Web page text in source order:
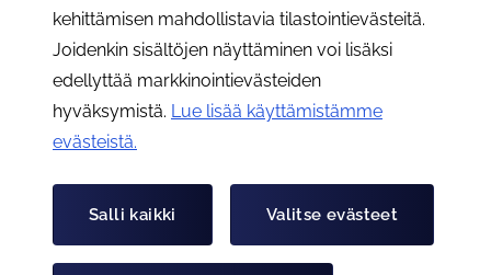
kehittämisen mahdollistavia tilastointievästeitä.
Joidenkin sisältöjen näyttäminen voi lisäksi
edellyttää markkinointievästeiden
hyväksymistä. Lue lisää käyttämistämme
evästeistä.​​​​​​
Salli kaikki Valitse evästeet
Rahtarit ry:n yhteystiedot
Osastojen yhteystiedot
Hae